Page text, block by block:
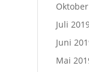
Juli
Juni
Mai